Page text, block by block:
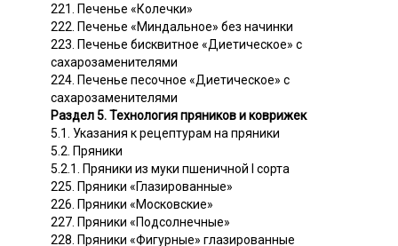
221. Печенье «Колечки»
222. Печенье «Миндальное» без начинки
223. Печенье бисквитное «Диетическое» с
сахарозаменителями
224. Печенье песочное «Диетическое» с
сахарозаменителями
Раздел 5. Технология пряников и коврижек
5.1. Указания к рецептурам на пряники
5.2. Пряники
5.2.1. Пряники из муки пшеничной I сорта
225. Пряники «Глазированные»
226. Пряники «Московские»
227. Пряники «Подсолнечные»
228. Пряники «Фигурные» глазированные